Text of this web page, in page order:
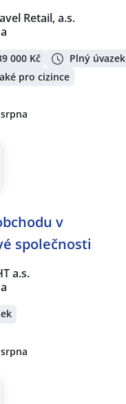
Retail, a.s.
000 Kč
Plný úvazek
pro cizince
v
společnosti
a.s.